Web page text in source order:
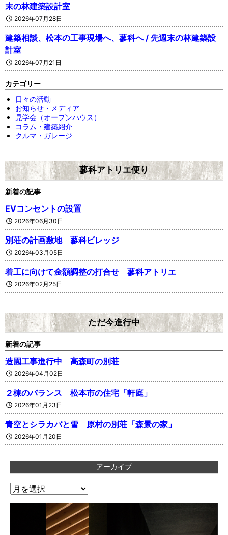
末の林建築設計室
2026年07月28日
建築相談、松本の工事現場へ、蓼科へ / 先週末の林建築設
計室
2026年07月21日
カテゴリー
日々の活動
お知らせ・メディア
見学会（オープンハウス）
コラム・建築紹介
クルマ・ガレージ
蓼科アトリエ便り
新着の記事
EVコンセントの設置
2026年06月30日
別荘の計画敷地 蓼科ビレッジ
2026年03月05日
着工に向けて金額調整の打合せ 蓼科アトリエ
2026年02月25日
ただ今進行中
新着の記事
造園工事進行中 高森町の別荘
2026年04月02日
２棟のバランス 松本市の住宅「軒庭」
2026年01月23日
青空とシラカバと雪 原村の別荘「森景の家」
2026年01月20日
アーカイブ
ア